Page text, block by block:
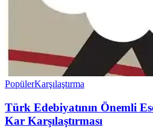
PopülerKarşılaştırma
Türk Edebiyatının Önemli
Kar Karşılaştırması